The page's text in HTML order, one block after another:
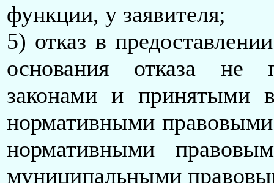
функции, у заявителя;
5) отказ в
основания отказа не
законами и принятыми
нормативными
нормативными
муниципальными